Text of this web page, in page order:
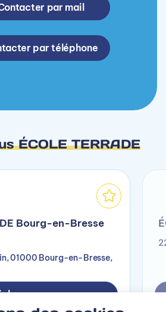
par mail
par téléphone
ÉCOLE TERRADE
Bourg-en-Bresse
01000 Bourg-en-Bresse,
le campus